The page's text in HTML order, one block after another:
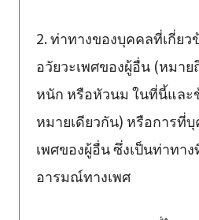
2. ท่าทางของบุคคลที่เกี่ย
อวัยวะเพศของผู้อื่น (หมาย
หนัก หรือหัวนม ในที่นี้และ
หมายเดียวกัน) หรือการที่
เพศของผู้อื่น ซึ่งเป็นท่าทา
อารมณ์ทางเพศ